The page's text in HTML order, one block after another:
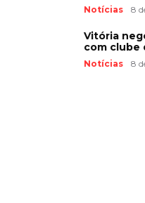
Notícias 8
Vitória
com clube
Notícias 8